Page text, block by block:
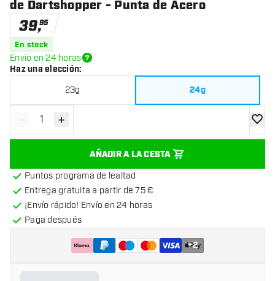
de Dartshopper - Punta de Acero
39,95
En stock
Envío en 24 horas
Haz una elección:
23g 24g
Disminuir cantidad
- Aumentar cantidad
+
AÑADIR A LA CESTA
Puntos programa de lealtad
Entrega gratuita a partir de 75 €
¡Envío rápido! Envío en 24 horas
Paga después
+2